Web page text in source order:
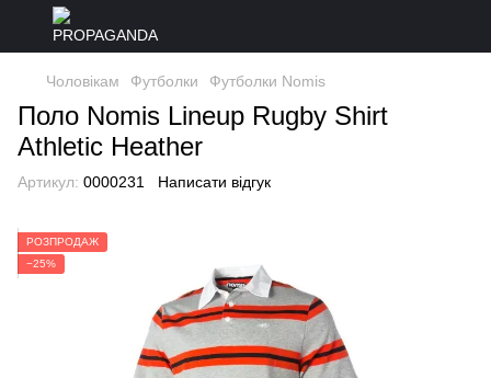
Чоловікам Футболки Футболки Nomis
Поло Nomis Lineup Rugby Shirt
Athletic Heather
Артикул: 0000231 Написати відгук
РОЗПРОДАЖ
−25%